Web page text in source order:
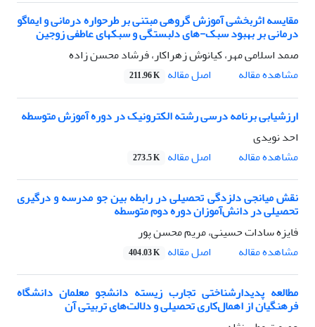
مقایسه اثربخشی آموزش گروهی مبتنی بر طرحواره درمانی و ایماگو
درمانی بر بهبود سبک-های دلبستگی و سبکهای عاطفی زوجین
صمد اسلامی مهر، کیانوش زهراکار، فرشاد محسن زاده
مشاهده مقاله
اصل مقاله 211.96 K
ارزشیابی برنامه‌ درسی رشته الکترونیک در دوره آموزش متوسطه
احد نویدی
مشاهده مقاله
اصل مقاله 273.5 K
نقش میانجی دلزدگی تحصیلی در رابطه بین جو مدرسه و درگیری
تحصیلی در دانش‌آموزان دوره دوم متوسطه
فایزه سادات حسینی، مریم محسن پور
مشاهده مقاله
اصل مقاله 404.03 K
مطالعه پدیدارشناختی تجارب زیسته دانشجو معلمان دانشگاه
فرهنگیان از اهمال‌کاری تحصیلی و دلالت‌های تربیتی آن